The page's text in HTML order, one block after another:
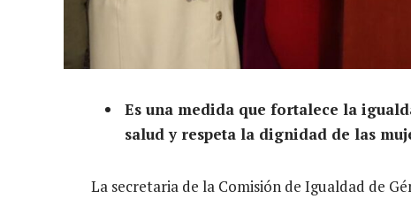
Es una medida que fortalece la
salud y respeta la dignidad de las
La secretaria de la Comisión de Igualdad de